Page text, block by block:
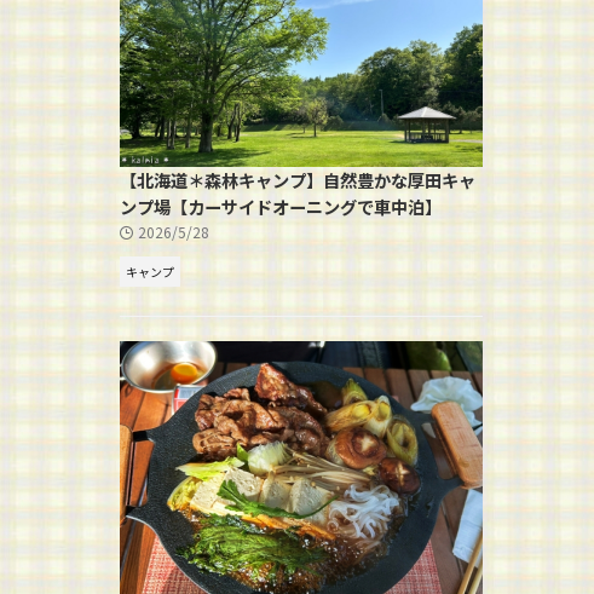
【北海道＊森林キャンプ】自然豊かな厚田キャ
ンプ場【カーサイドオーニングで車中泊】
2026/5/28
キャンプ